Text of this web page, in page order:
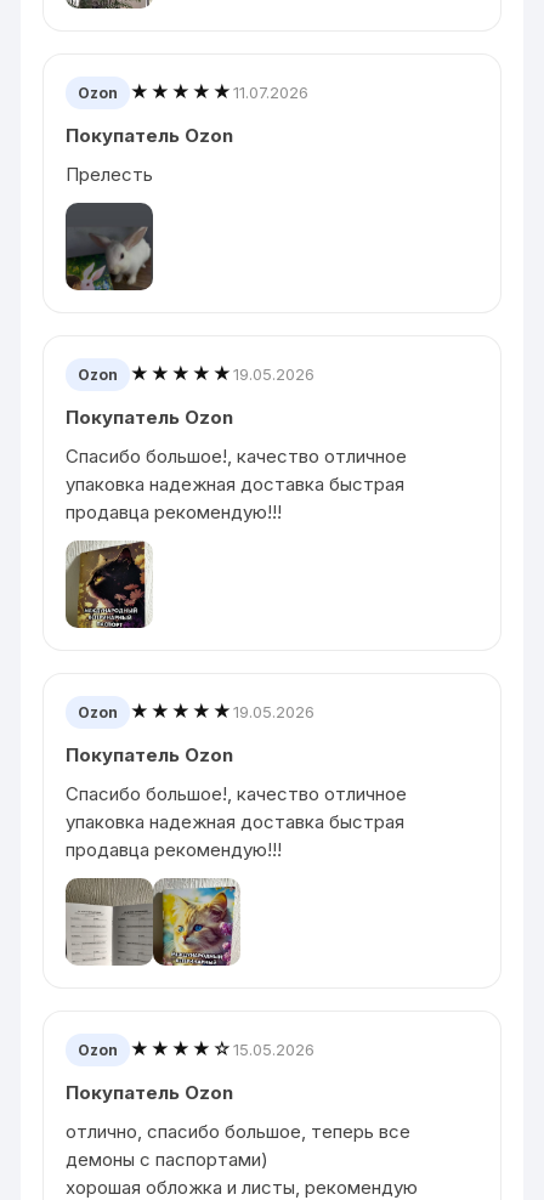
Ozon ★★★★★11.07.2026
Покупатель Ozon
Прелесть
Ozon ★★★★★19.05.2026
Покупатель Ozon
Спасибо большое!, качество отличное
упаковка надежная доставка быстрая
продавца рекомендую!!!
Ozon ★★★★★19.05.2026
Покупатель Ozon
Спасибо большое!, качество отличное
упаковка надежная доставка быстрая
продавца рекомендую!!!
Ozon ★★★★☆15.05.2026
Покупатель Ozon
отлично, спасибо большое, теперь все
демоны с паспортами)
хорошая обложка и листы, рекомендую